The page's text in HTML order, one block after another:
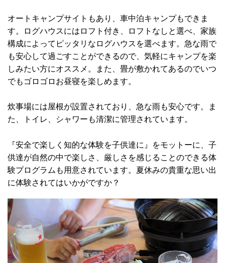
オートキャンプサイトもあり、車中泊キャンプもできま
す。ログハウスにはロフト付き、ロフトなしと選べ、家族
構成によってピッタリなログハウスを選べます。急な雨で
も安心して過ごすことができるので、気軽にキャンプを楽
しみたい方にオススメ。また、畳が敷かれてあるのでいつ
でもゴロゴロお昼寝を楽しめます。
炊事場には屋根が設置されており、急な雨も安心です。ま
た、トイレ、シャワーも清潔に管理されています。
『安全で楽しく知的な体験を子供達に』をモットーに、子
供達が自然の中で楽しさ、厳しさを感じることのできる体
験プログラムも用意されています。夏休みの貴重な思い出
に体験されてはいかがですか？